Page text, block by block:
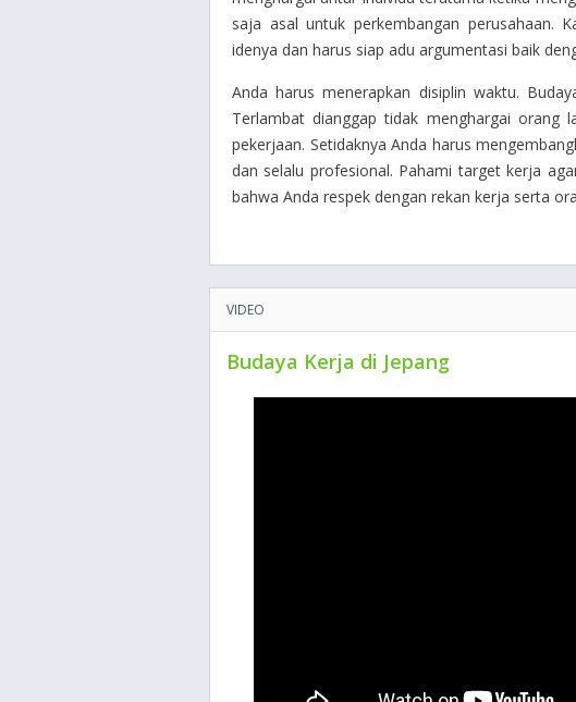
saja asal untuk perkembangan perusahaan.
idenya dan harus siap adu argumentasi baik
Anda harus menerapkan disiplin waktu.
Terlambat dianggap tidak menghargai orang
pekerjaan. Setidaknya Anda harus
dan selalu profesional. Pahami target kerja
bahwa Anda respek dengan rekan kerja serta
VIDEO
Budaya Kerja di Jepang